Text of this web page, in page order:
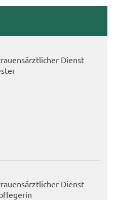
Dienst
Dienst